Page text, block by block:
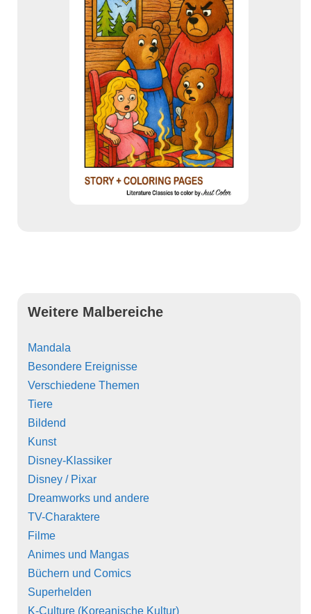
Weitere Malbereiche
Mandala
Besondere Ereignisse
Verschiedene Themen
Tiere
Bildend
Kunst
Disney-Klassiker
Disney / Pixar
Dreamworks und andere
TV-Charaktere
Filme
Animes und Mangas
Büchern und Comics
Superhelden
K-Culture (Koreanische Kultur)